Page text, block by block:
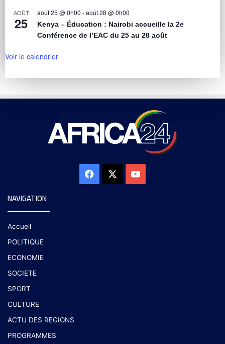
AOÛT
25
août 25 @ 0h00 -août 28 @ 0h00
Kenya – Éducation : Nairobi accueille la 2e
Conférence de l’EAC du 25 au 28 août
Voir le calendrier
NAVIGATION
Accueil
POLITIQUE
ECONOMIE
SOCIETE
SPORT
CULTURE
ACTU DES REGIONS
PROGRAMMES